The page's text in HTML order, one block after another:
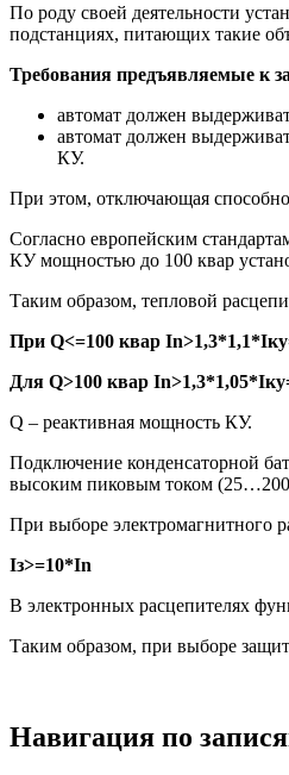
По роду своей деятельности
подстанциях, питающих такие
Требования предъявляемые к
автомат должен
автомат должен
КУ.
При этом, отключающая
Согласно европейским
КУ мощностью до 100 квар
Таким образом, тепловой
При Q<=100 квар In>1,3*1,1*I
Для Q>100 квар In>1,3*1,05*I
Q – реактивная мощность КУ.
Подключение конденсаторной
высоким пиковым током
При выборе электромагнитного
Iз>=10*In
В электронных расцепителях
Таким образом, при выборе
Навигация по